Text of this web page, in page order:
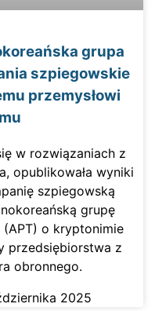
grupa
szpiegowskie
przemysłowi
w rozwiązaniach z
opublikowała wyniki
szpiegowską
grupę
(APT) o kryptonimie
przedsiębiorstwa z
obronnego.
2025